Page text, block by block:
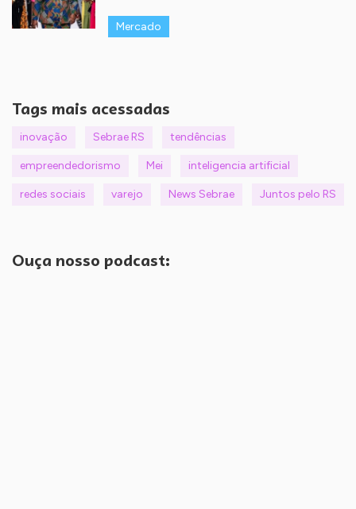
Mercado
Tags mais acessadas
inovação Sebrae RS tendências
empreendedorismo Mei inteligencia artificial
redes sociais varejo News Sebrae Juntos pelo RS
Ouça nosso podcast: